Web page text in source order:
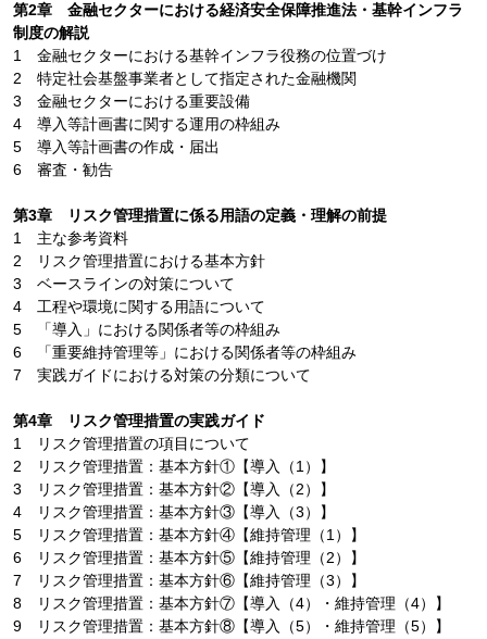
第2章 金融セクターにおける経済安全保障推進法・基幹インフラ
制度の解説
1 金融セクターにおける基幹インフラ役務の位置づけ
2 特定社会基盤事業者として指定された金融機関
3 金融セクターにおける重要設備
4 導入等計画書に関する運用の枠組み
5 導入等計画書の作成・届出
6 審査・勧告
第3章 リスク管理措置に係る用語の定義・理解の前提
1 主な参考資料
2 リスク管理措置における基本方針
3 ベースラインの対策について
4 工程や環境に関する用語について
5 「導入」における関係者等の枠組み
6 「重要維持管理等」における関係者等の枠組み
7 実践ガイドにおける対策の分類について
第4章 リスク管理措置の実践ガイド
1 リスク管理措置の項目について
2 リスク管理措置：基本方針①【導入（1）】
3 リスク管理措置：基本方針②【導入（2）】
4 リスク管理措置：基本方針③【導入（3）】
5 リスク管理措置：基本方針④【維持管理（1）】
6 リスク管理措置：基本方針⑤【維持管理（2）】
7 リスク管理措置：基本方針⑥【維持管理（3）】
8 リスク管理措置：基本方針⑦【導入（4）・維持管理（4）】
9 リスク管理措置：基本方針⑧【導入（5）・維持管理（5）】